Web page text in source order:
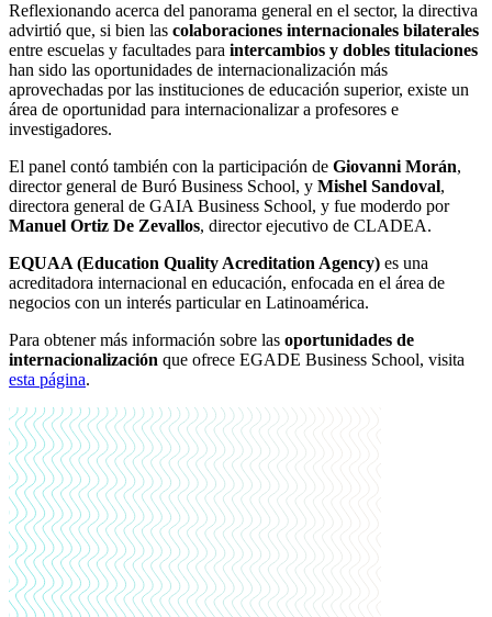
Reflexionando acerca del panorama general en el sector, la directiva
advirtió que, si bien las colaboraciones internacionales bilaterales
entre escuelas y facultades para intercambios y dobles titulaciones
han sido las oportunidades de internacionalización más
aprovechadas por las instituciones de educación superior, existe un
área de oportunidad para internacionalizar a profesores e
investigadores.
El panel contó también con la participación de Giovanni Morán,
director general de Buró Business School, y Mishel Sandoval,
directora general de GAIA Business School, y fue moderdo por
Manuel Ortiz De Zevallos, director ejecutivo de CLADEA.
EQUAA (Education Quality Acreditation Agency) es una
acreditadora internacional en educación, enfocada en el área de
negocios con un interés particular en Latinoamérica.
Para obtener más información sobre las oportunidades de
internacionalización que ofrece EGADE Business School, visita
esta página.